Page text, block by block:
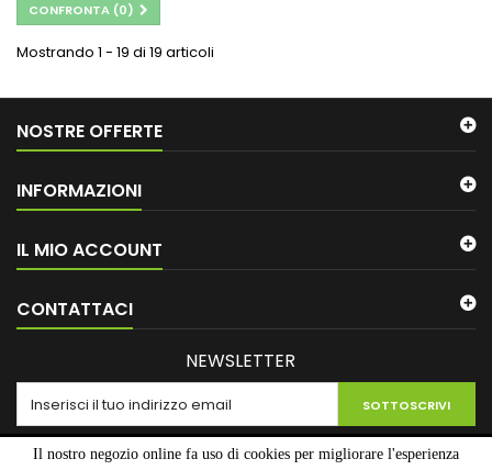
Il nostro negozio online fa uso di cookies per migliorare l'esperienza
CONFRONTA (0)
Mostrando 1 - 19 di 19 articoli
NOSTRE OFFERTE
INFORMAZIONI
IL MIO ACCOUNT
CONTATTACI
NEWSLETTER
SOTTOSCRIVI